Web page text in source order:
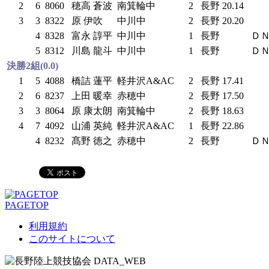
2
6 8060 穂高 蒼波 南箕輪中 2 長野 20.14
3
3 8322 原 伊吹 中川中 2 長野 20.20
4 8328 富永 諄平 中川中 1 長野
Ｄ
5 8312 川島 龍斗 中川中 1 長野
Ｄ
決勝2組(0.0)
1
5 4088 橋詰 蓮平 軽井沢A&AC 2 長野 17.41
2
6 8237 上田 暖幸 赤穂中 2 長野 17.50
3
3 8064 原 康太朗 南箕輪中 2 長野 18.63
4
7 4092 山浦 英純 軽井沢A&AC 1 長野 22.86
4 8232 髙野 徳之 赤穂中 2 長野 Ｄ
PAGETOP
利用規約
このサイトについて